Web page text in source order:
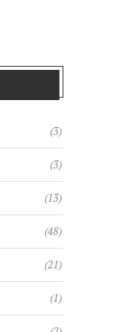
(3)
(3)
(13)
(48)
(21)
(1)